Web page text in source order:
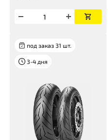
под заказ 31 шт.
3-4 дня